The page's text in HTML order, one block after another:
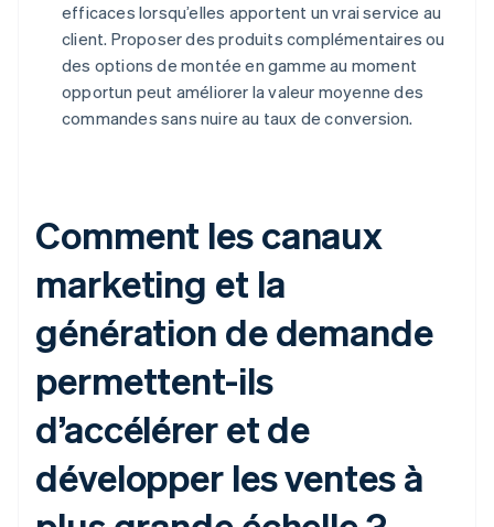
efficaces lorsqu’elles apportent un vrai service au
client. Proposer des produits complémentaires ou
des options de montée en gamme au moment
opportun peut améliorer la valeur moyenne des
commandes sans nuire au taux de conversion.
Comment les canaux
marketing et la
génération de demande
permettent-ils
d’accélérer et de
développer les ventes à